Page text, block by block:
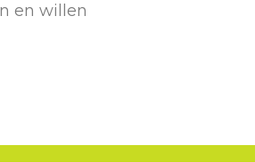
en willen